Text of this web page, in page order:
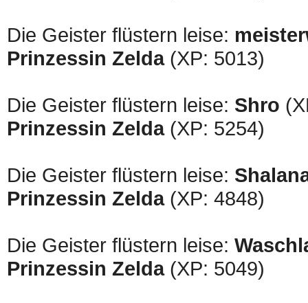
Die Geister flüstern leise:
Prinzessin Zelda(XP: 5013)
Die Geister flüstern leise: Shro
Prinzessin Zelda (XP: 5254)
Die Geister flüstern leise:
Prinzessin Zelda (XP: 4848)
Die Geister flüstern leise:
Prinzessin Zelda(XP: 5049)